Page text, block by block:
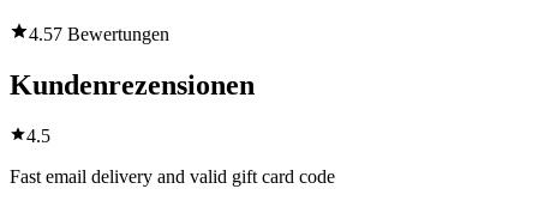
4.57 Bewertungen
Kundenrezensionen
4.5
Fast email delivery and valid gift card code